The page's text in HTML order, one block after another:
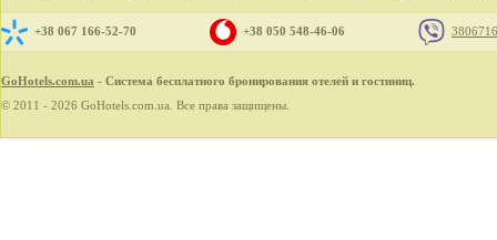
+38 067 166-52-70 +38 050 548-46-06
GoHotels.com.ua - Система бесплатного бронирования отелей и гостиниц.
© 2011 - 2026 GoHotels.com.ua. Все права защищены.